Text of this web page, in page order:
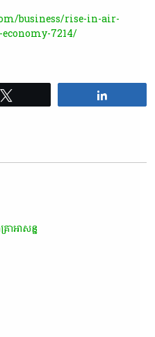
business/rise-in-air-
7214/
ាអាសន្ន